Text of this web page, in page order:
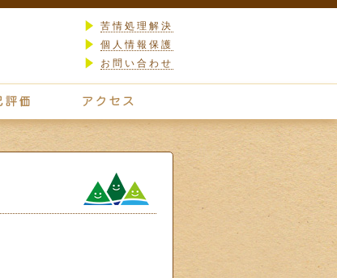
苦情処理解決
個人情報保護
お問い合わせ